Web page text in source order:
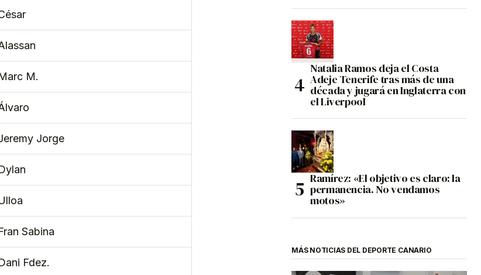
M.
Jorge
Sabina
Fdez.
Natalia Ramos deja el Costa
Adeje Tenerife tras más de una
década y jugará en Inglaterra con
el Liverpool
Ramírez: «El objetivo es claro: la
permanencia. No vendamos
motos»
MÁS NOTICIAS DEL DEPORTE CANARIO